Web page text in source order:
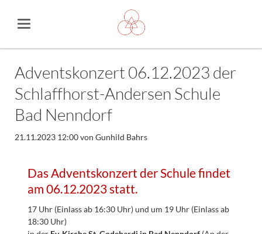
Adventskonzert 06.12.2023 der
Schlaffhorst-Andersen Schule
Bad Nenndorf
21.11.2023 12:00von Gunhild Bahrs
Das Adventskonzert der Schule findet
am 06.12.2023 statt.
17 Uhr (Einlass ab 16:30 Uhr) und um 19 Uhr (Einlass ab
18:30 Uhr)